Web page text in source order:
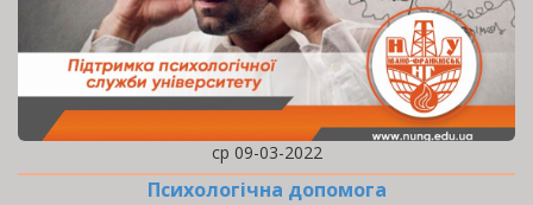
ср 09-03-2022
Психологічна допомога